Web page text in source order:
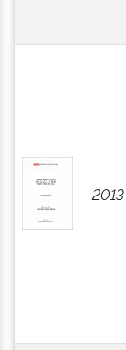
2013